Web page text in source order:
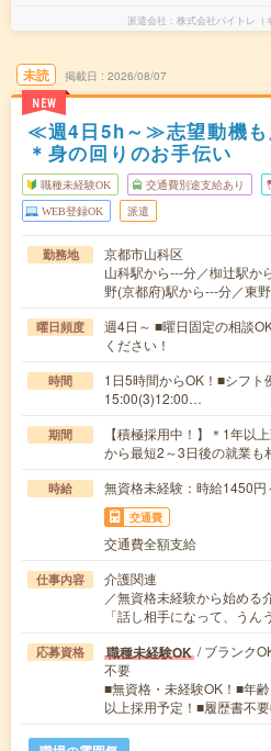
派遣会社 株式会社バイトレ（
未読
NEW
掲載日 2026/08/07
≪週4日5h～≫志望動機も
＊身の回りのお手伝い
職種未経験OK 交通費別途支給あり
WEB登録OK 派遣
勤務地
京都市山科区
山科駅から---分／椥辻駅か
野(京都府)駅から---分／東
曜日頻度
週4日～ ■曜日固定の相談
ください！
時間
1日5時間からOK！■シフ
15:00(3)12:00…
期間
【積極採用中！】＊1年以
から最短2～3日後の就業も
時給 無資格未経験：時給1450
交通費
交通費全額支給
仕事内容
介護関連
／無資格未経験から始める
「話し相手になって、う
応募資格 職種未経験OK / ブランク
不要
■無資格・未経験OK！■年
以上採用予定！■履歴書不